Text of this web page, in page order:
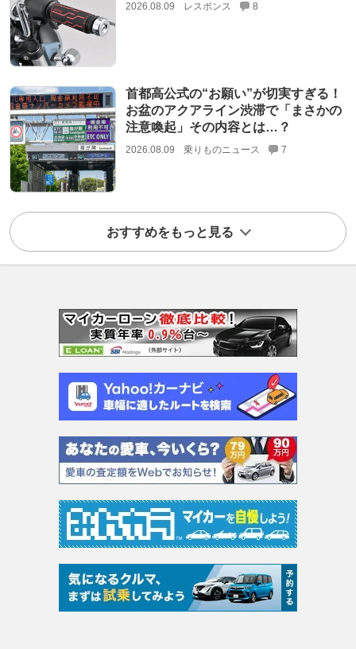
2026.08.09 レスポンス 8
首都高公式の“お願い”が切実すぎる！
お盆のアクアライン渋滞で「まさかの
注意喚起」その内容とは…？
2026.08.09 乗りものニュース 7
おすすめをもっと見る